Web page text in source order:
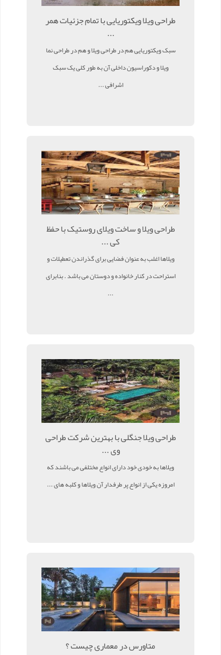
طراحی ویلا ویکتوریایی با تمام جزئیات همر
...
سبک ویکتوریایی هم در طراحی ویلا و هم در طراحی نما
ویلا و دکوراسیون داخلی آن به طور کلی یک سبک
اشرافی ...
طراحی ویلا و ساخت ویلای روستیک با حفظ
کی ...
ویلاها اغلب به عنوان فضایی برای گذراندن تعطیلات و
استراحت در کنار خانواده و دوستان می باشد . بنابرای
...
طراحی ویلا جنگلی با بهترین شرکت طراحی
وی ...
ویلاها به خودی خود دارای انواع مختلفی می باشند که
امروزه یکی از انواع پر طرفدار آن ویلاها و کلبه های ...
متاورس در معماری چیست ؟